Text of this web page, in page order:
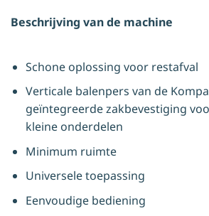
Beschrijving van de machine
Schone oplossing voor restafval
Verticale balenpers van de
geïntegreerde zakbevestiging
kleine onderdelen
Minimum ruimte
Universele toepassing
Eenvoudige bediening